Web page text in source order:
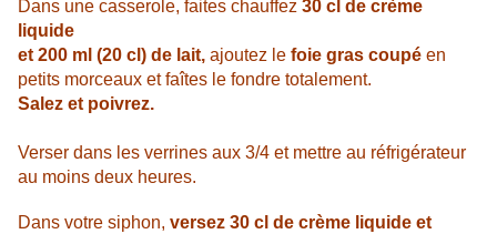
Dans une casserole, faites chauffez 30 cl de crème
liquide
et 200 ml (20 cl) de lait, ajoutez le foie gras coupé en
petits morceaux et faîtes le fondre totalement.
Salez et poivrez.
Verser dans les verrines aux 3/4 et mettre au réfrigérateur
au moins deux heures.
Dans votre siphon, versez 30 cl de crème liquide et